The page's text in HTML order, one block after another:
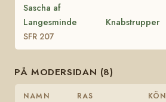
Sascha af
Langesminde
SFR 207
Knabstrupper
PÅ MODERSIDAN (8)
NAMN RAS KÖN